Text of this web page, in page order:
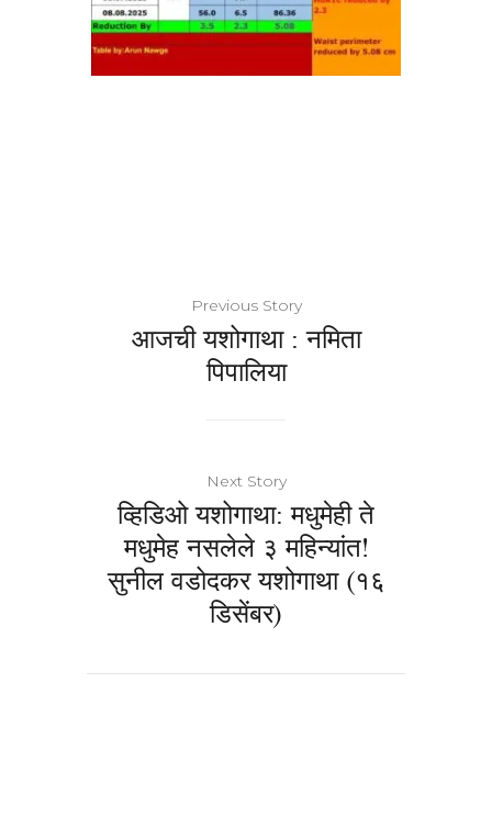
Previous Story
आजची यशोगाथा : नमिता
पिपालिया
Next Story
व्हिडिओ यशोगाथा: मधुमेही ते
मधुमेह नसलेले ३ महिन्यांत!
सुनील वडोदकर यशोगाथा (१६
डिसेंबर)